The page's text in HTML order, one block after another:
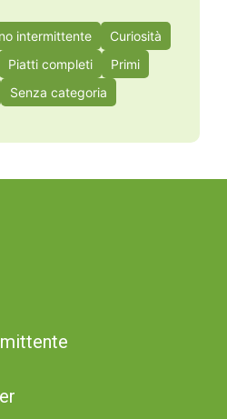
intermittente
Curiosità
Piatti completi
Primi
Senza categoria